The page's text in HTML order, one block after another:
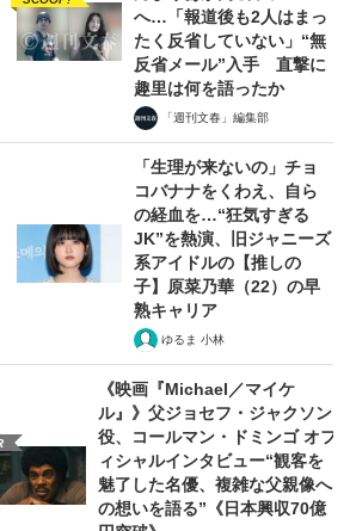
へ…「報道後も2人はまっ
たく反省していない」“無
反省メール”入手 直撃に
趣里は何を語ったか
「週刊文春」編集部
「生理が来ないの」チョ
コバナナをくわえ、自ら
の経血を…“狂気すぎる
JK”を熱演、旧ジャニーズ
系アイドルの【推しの
子】原菜乃華（22）の早
熟キャリア
ゆるま 小林
《映画『Michael／マイケ
ル』》父ジョセフ・ジャクソン
役、コールマン・ドミンゴ オフ
ィシャルインタビュー“観客を
魅了した名優、複雑な父親像へ
の想いを語る”《日本興収70億